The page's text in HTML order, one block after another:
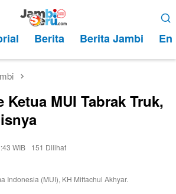
Berita Berita Jambi
MUI Tabrak Truk,
WIB
151 Dilihat
Indonesia (MUI), KH Miftachul Akhyar.